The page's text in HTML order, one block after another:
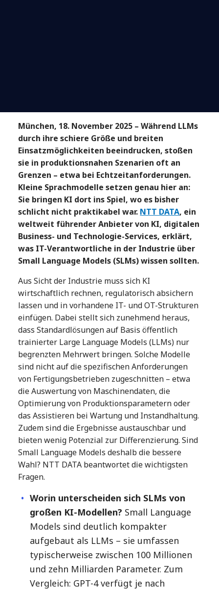
München, 18. November 2025 – Während LLMs
durch ihre schiere Größe und breiten
Einsatzmöglichkeiten beeindrucken, stoßen
sie in produktionsnahen Szenarien oft an
Grenzen – etwa bei Echtzeitanforderungen.
Kleine Sprachmodelle setzen genau hier an:
Sie bringen KI dort ins Spiel, wo es bisher
schlicht nicht praktikabel war. NTT DATA, ein
weltweit führender Anbieter von KI, digitalen
Business- und Technologie-Services, erklärt,
was IT-Verantwortliche in der Industrie über
Small Language Models (SLMs) wissen sollten.
Aus Sicht der Industrie muss sich KI
wirtschaftlich rechnen, regulatorisch absichern
lassen und in vorhandene IT- und OT-Strukturen
einfügen. Dabei stellt sich zunehmend heraus,
dass Standardlösungen auf Basis öffentlich
trainierter Large Language Models (LLMs) nur
begrenzten Mehrwert bringen. Solche Modelle
sind nicht auf die spezifischen Anforderungen
von Fertigungsbetrieben zugeschnitten – etwa
die Auswertung von Maschinendaten, die
Optimierung von Produktionsparametern oder
das Assistieren bei Wartung und Instandhaltung.
Zudem sind die Ergebnisse austauschbar und
bieten wenig Potenzial zur Differenzierung. Sind
Small Language Models deshalb die bessere
Wahl? NTT DATA beantwortet die wichtigsten
Fragen.
Worin unterscheiden sich SLMs von
großen KI-Modellen? Small Language
Models sind deutlich kompakter
aufgebaut als LLMs – sie umfassen
typischerweise zwischen 100 Millionen
und zehn Milliarden Parameter. Zum
Vergleich: GPT-4 verfügt je nach